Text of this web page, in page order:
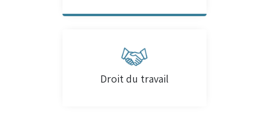
Droit du travail